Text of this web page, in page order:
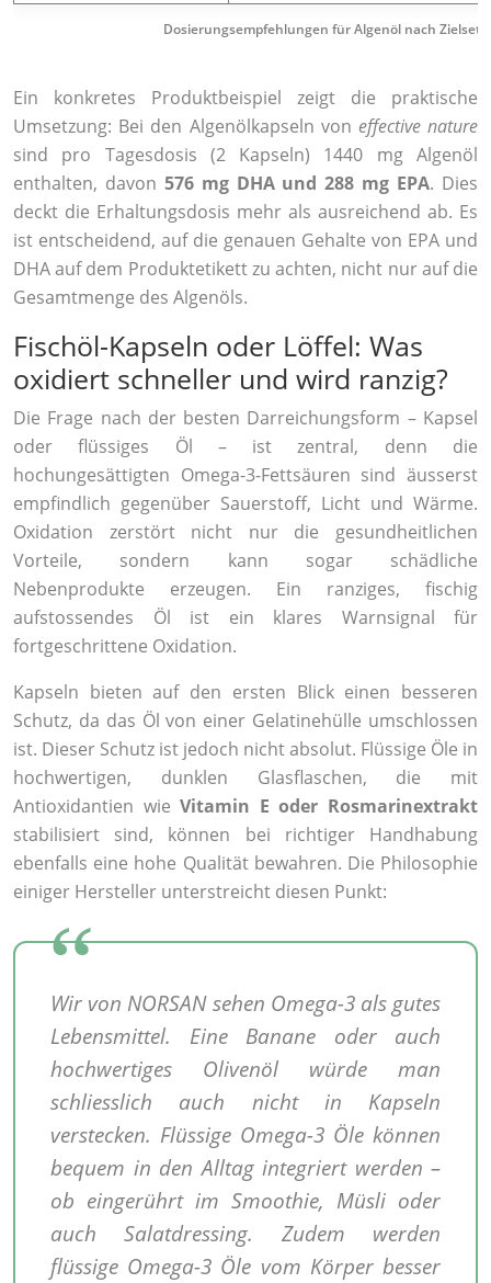
Dosierungsempfehlungen für Algenöl nach
Ein konkretes Produktbeispiel zeigt die praktische
Umsetzung: Bei den Algenölkapseln von effective nature
sind pro Tagesdosis (2 Kapseln) 1440 mg Algenöl
enthalten, davon 576 mg DHA und 288 mg EPA. Dies
deckt die Erhaltungsdosis mehr als ausreichend ab. Es
ist entscheidend, auf die genauen Gehalte von EPA und
DHA auf dem Produktetikett zu achten, nicht nur auf die
Gesamtmenge des Algenöls.
Fischöl-Kapseln oder Löffel: Was
oxidiert schneller und wird ranzig?
Die Frage nach der besten Darreichungsform – Kapsel
oder flüssiges Öl – ist zentral, denn die
hochungesättigten Omega-3-Fettsäuren sind äusserst
empfindlich gegenüber Sauerstoff, Licht und Wärme.
Oxidation zerstört nicht nur die gesundheitlichen
Vorteile, sondern kann sogar schädliche
Nebenprodukte erzeugen. Ein ranziges, fischig
aufstossendes Öl ist ein klares Warnsignal für
fortgeschrittene Oxidation.
Kapseln bieten auf den ersten Blick einen besseren
Schutz, da das Öl von einer Gelatinehülle umschlossen
ist. Dieser Schutz ist jedoch nicht absolut. Flüssige Öle in
hochwertigen, dunklen Glasflaschen, die mit
Antioxidantien wieVitamin E oder Rosmarinextrakt
stabilisiert sind, können bei richtiger Handhabung
ebenfalls eine hohe Qualität bewahren. Die Philosophie
einiger Hersteller unterstreicht diesen Punkt:
Wir von NORSAN sehen Omega-3 als gutes
Lebensmittel. Eine Banane oder auch
hochwertiges Olivenöl würde man
schliesslich auch nicht in Kapseln
verstecken. Flüssige Omega-3 Öle können
bequem in den Alltag integriert werden –
ob eingerührt im Smoothie, Müsli oder
auch Salatdressing. Zudem werden
flüssige Omega-3 Öle vom Körper besser